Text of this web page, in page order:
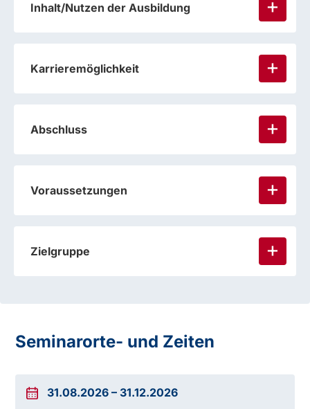
Inhalt/Nutzen der Ausbildung
Karrieremöglichkeit
Abschluss
Voraussetzungen
Zielgruppe
Seminarorte- und Zeiten
31.08.2026 – 31.12.2026